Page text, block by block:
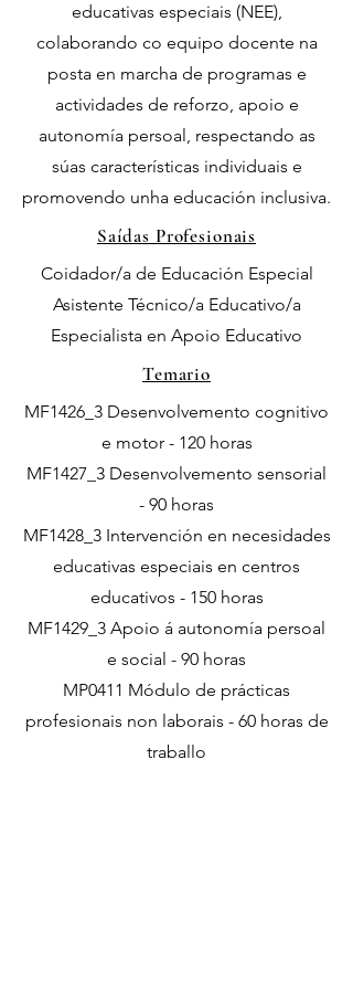
educativas especiais (NEE),
colaborando co equipo docente na
posta en marcha de programas e
actividades de reforzo, apoio e
autonomía persoal, respectando as
súas características individuais e
promovendo unha educación inclusiva.
Saídas Profesionais
Coidador/a de Educación Especial
Asistente Técnico/a Educativo/a
Especialista en Apoio Educativo
Temario
MF1426_3 Desenvolvemento cognitivo
e motor - 120 horas
MF1427_3 Desenvolvemento sensorial
- 90 horas
MF1428_3 Intervención en necesidades
educativas especiais en centros
educativos - 150 horas
MF1429_3 Apoio á autonomía persoal
e social - 90 horas
MP0411 Módulo de prácticas
profesionais non laborais - 60 horas de
traballo